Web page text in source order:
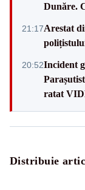
Dunăre.
21:17Arestat
20:52Incident
ratat
Distribuie